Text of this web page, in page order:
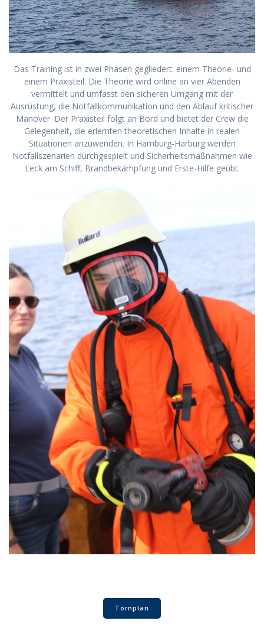
Das Training ist in zwei Phasen gegliedert: einem Theorie- und
einem Praxisteil. Die Theorie wird online an vier Abenden
vermittelt und umfasst den sicheren Umgang mit der
Ausrüstung, die Notfallkommunikation und den Ablauf kritischer
Manöver. Der Praxisteil folgt an Bord und bietet der Crew die
Gelegenheit, die erlernten theoretischen Inhalte in realen
Situationen anzuwenden. In Hamburg-Harburg werden
Notfallszenarien durchgespielt und Sicherheitsmaßnahmen wie
Leck am Schiff, Brandbekämpfung und Erste-Hilfe geübt.
Törnplan